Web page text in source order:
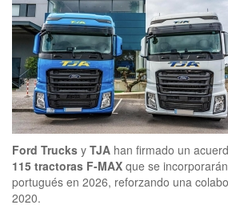
Ford Trucks y TJA han firmado un
115 tractoras F-MAX que se
portugués en 2026, reforzando una
2020.